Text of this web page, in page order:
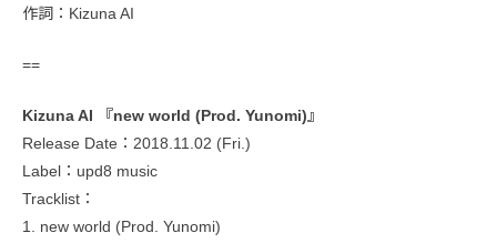
作詞：Kizuna AI
==
Kizuna AI 『new world (Prod. Yunomi)』
Release Date：2018.11.02 (Fri.)
Label：upd8 music
Tracklist：
1. new world (Prod. Yunomi)